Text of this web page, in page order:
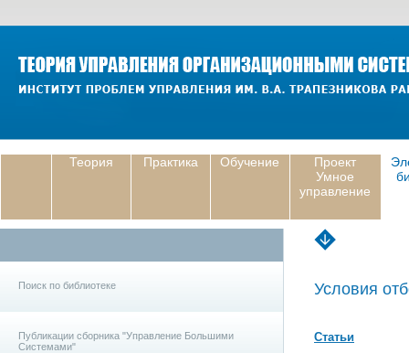
Теория Практика Обучение
Проект
Умное
управление
Поиск по библиотеке
Публикации сборника "Управление Большими
Системами"
Условия
Статьи